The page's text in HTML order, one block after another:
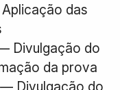
das
Divulgação do
da prova
Divulgação do